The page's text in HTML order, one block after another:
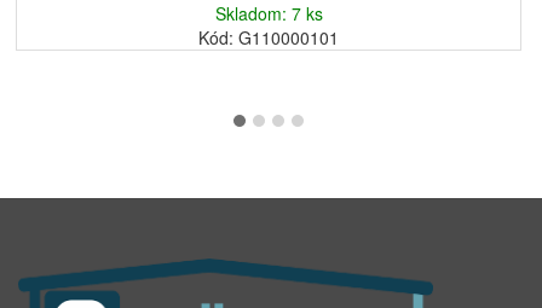
Skladom: 7 ks
Kód: G110000101